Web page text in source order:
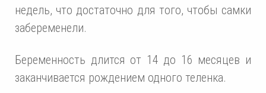
недель, что достаточно для того, чтобы самки
забеременели.
Беременность длится от 14 до 16 месяцев и
заканчивается рождением одного теленка.